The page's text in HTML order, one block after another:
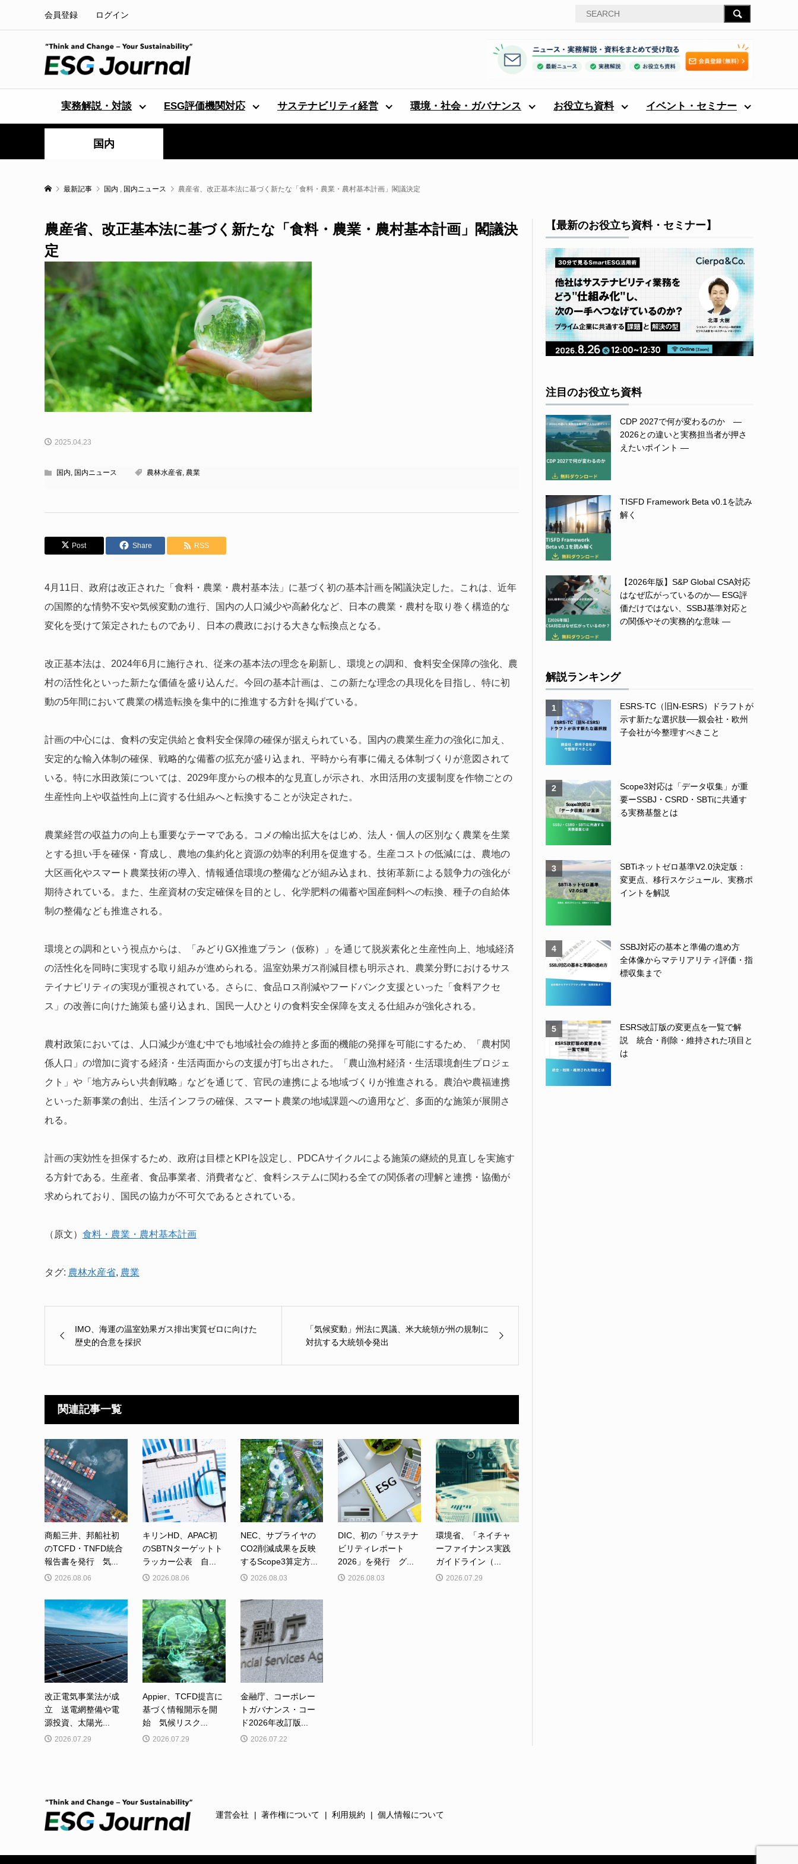
会員登録 ログイン
実務解説・対談 ESG評価機関対応 サステナビリティ経営 環境・社会・ガバナンス お役立ち資料 イベント・セミナー
国内
最新記事 国内 , 国内ニュース 農産省、改正基本法に基づく新たな「食料・農業・農村基本計画」閣議決定
農産省、改正基本法に基づく新たな「食料・農業・農村基本計画」閣議決
定
2025.04.23
国内, 国内ニュース 農林水産省, 農業
Post Share RSS
4月11日、政府は改正された「食料・農業・農村基本法」に基づく初の基本計画を閣議決定した。これは、近年
の国際的な情勢不安や気候変動の進行、国内の人口減少や高齢化など、日本の農業・農村を取り巻く構造的な
変化を受けて策定されたものであり、日本の農政における大きな転換点となる。
改正基本法は、2024年6月に施行され、従来の基本法の理念を刷新し、環境との調和、食料安全保障の強化、農
村の活性化といった新たな価値を盛り込んだ。今回の基本計画は、この新たな理念の具現化を目指し、特に初
動の5年間において農業の構造転換を集中的に推進する方針を掲げている。
計画の中心には、食料の安定供給と食料安全保障の確保が据えられている。国内の農業生産力の強化に加え、
安定的な輸入体制の確保、戦略的な備蓄の拡充が盛り込まれ、平時から有事に備える体制づくりが意図されて
いる。特に水田政策については、2029年度からの根本的な見直しが示され、水田活用の支援制度を作物ごとの
生産性向上や収益性向上に資する仕組みへと転換することが決定された。
農業経営の収益力の向上も重要なテーマである。コメの輸出拡大をはじめ、法人・個人の区別なく農業を生業
とする担い手を確保・育成し、農地の集約化と資源の効率的利用を促進する。生産コストの低減には、農地の
大区画化やスマート農業技術の導入、情報通信環境の整備などが組み込まれ、技術革新による競争力の強化が
期待されている。また、生産資材の安定確保を目的とし、化学肥料の備蓄や国産飼料への転換、種子の自給体
制の整備なども推進される。
環境との調和という視点からは、「みどりGX推進プラン（仮称）」を通じて脱炭素化と生産性向上、地域経済
の活性化を同時に実現する取り組みが進められる。温室効果ガス削減目標も明示され、農業分野におけるサス
テイナビリティの実現が重視されている。さらに、食品ロス削減やフードバンク支援といった「食料アクセ
ス」の改善に向けた施策も盛り込まれ、国民一人ひとりの食料安全保障を支える仕組みが強化される。
農村政策においては、人口減少が進む中でも地域社会の維持と多面的機能の発揮を可能にするため、「農村関
係人口」の増加に資する経済・生活両面からの支援が打ち出された。「農山漁村経済・生活環境創生プロジェ
クト」や「地方みらい共創戦略」などを通じて、官民の連携による地域づくりが推進される。農泊や農福連携
といった新事業の創出、生活インフラの確保、スマート農業の地域課題への適用など、多面的な施策が展開さ
れる。
計画の実効性を担保するため、政府は目標とKPIを設定し、PDCAサイクルによる施策の継続的見直しを実施す
る方針である。生産者、食品事業者、消費者など、食料システムに関わる全ての関係者の理解と連携・協働が
求められており、国民の協力が不可欠であるとされている。
（原文） 食料・農業・農村基本計画
タグ: 農林水産省, 農業
IMO、海運の温室効果ガス排出実質ゼロに向けた
歴史的合意を採択
「気候変動」州法に異議、米大統領が州の規制に
対抗する大統領令発出
関連記事一覧
商船三井、邦船社初
のTCFD・TNFD統合
報告書を発行 気...
2026.08.06
キリンHD、APAC初
のSBTNターゲットト
ラッカー公表 自...
2026.08.06
NEC、サプライヤの
CO2削減成果を反映
するScope3算定方...
2026.08.03
DIC、初の「サステナ
ビリティレポート
2026」を発行 グ...
2026.08.03
環境省、「ネイチャ
ーファイナンス実践
ガイドライン（...
2026.07.29
改正電気事業法が成
立 送電網整備や電
源投資、太陽光...
2026.07.29
Appier、TCFD提言に
基づく情報開示を開
始 気候リスク...
2026.07.29
金融庁、コーポレー
トガバナンス・コー
ド2026年改訂版...
2026.07.22
【最新のお役立ち資料・セミナー】
注目のお役立ち資料
CDP 2027で何が変わるのか ―
2026との違いと実務担当者が押さ
えたいポイント ―
TISFD Framework Beta v0.1を読み
解く
【2026年版】S&P Global CSA対応
はなぜ広がっているのか― ESG評
価だけではない、SSBJ基準対応と
の関係やその実務的な意味 ―
解説ランキング
1
ESRS-TC（旧N-ESRS）ドラフトが
示す新たな選択肢──親会社・欧州
子会社が今整理すべきこと
2
Scope3対応は「データ収集」が重
要ーSSBJ・CSRD・SBTiに共通す
る実務基盤とは
3
SBTiネットゼロ基準V2.0決定版：
変更点、移行スケジュール、実務ポ
イントを解説
4
SSBJ対応の基本と準備の進め方
全体像からマテリアリティ評価・指
標収集まで
5
ESRS改訂版の変更点を一覧で解
説 統合・削除・維持された項目と
は
運営会社 著作権について 利用規約 個人情報について